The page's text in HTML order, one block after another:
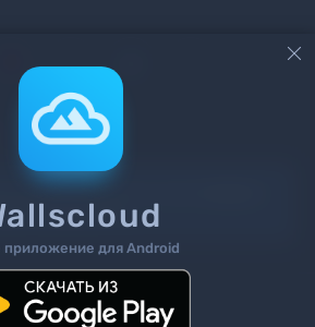
Теги Контакты

для Android